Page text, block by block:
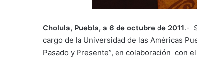
Cholula, Puebla, a 6 de octubre de 2011.-
cargo de la Universidad de las Américas
Pasado y Presente”, en colaboración con